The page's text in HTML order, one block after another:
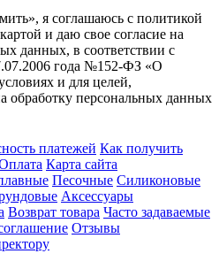
я соглашаюсь с политикой
и даю свое согласие на
данных, в соответствии с
года №152-ФЗ «О
и для целей,
обработку персональных данных
платежей Как получить
Карта сайта
Песочные Силиконовые
Аксессуары
Возврат товара Часто задаваемые
Отзывы